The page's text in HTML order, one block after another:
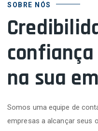
SOBRE NÓS
na sua
Somos uma equipe de
empresas a alcançar seus